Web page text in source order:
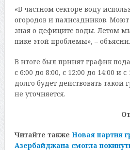
«В частном секторе воду
огородов и палисадников.
зная о дефиците воды. Летом
пике этой проблемы», –
В итоге был принят график
с 6:00 до 8:00, с 12:00 до 14:00 и
долго будет действовать
не уточняется.
Читайте также Новая партия
Азербайджана смогла